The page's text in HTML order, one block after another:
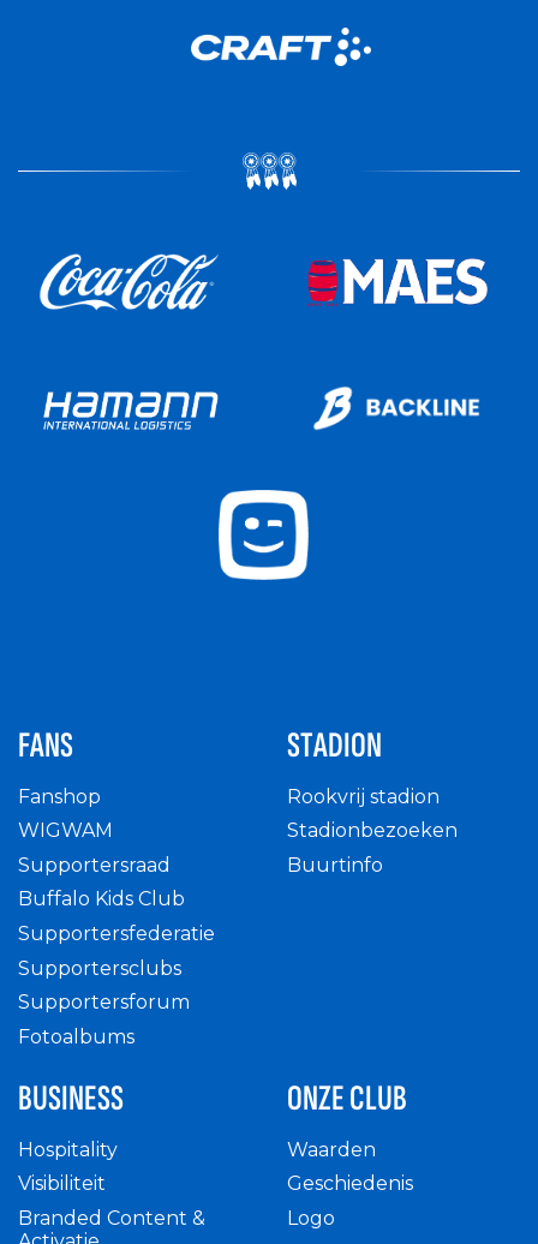
FANS
Fanshop
WIGWAM
Supportersraad
Buffalo Kids Club
Supportersfederatie
Supportersclubs
Supportersforum
Fotoalbums
STADION
Rookvrij stadion
Stadionbezoeken
Buurtinfo
BUSINESS
Hospitality
Visibiliteit
Branded Content &
ONZE CLUB
Waarden
Geschiedenis
Logo